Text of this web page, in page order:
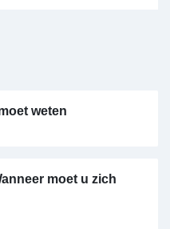
weten
moet u zich